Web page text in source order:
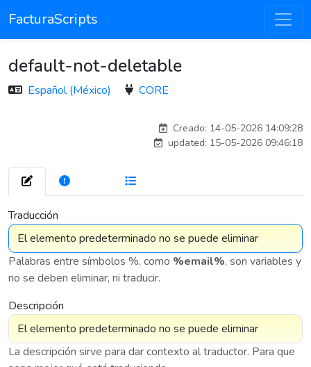
FacturaScripts
default-not-deletable
Español (México) CORE
Creado: 14-05-2026 14:09:28
updated: 15-05-2026 09:46:18
Traducción
Palabras entre símbolos %, como %email%, son variables y
no se deben eliminar, ni traducir.
Descripción
La descripción sirve para dar contexto al traductor. Para que